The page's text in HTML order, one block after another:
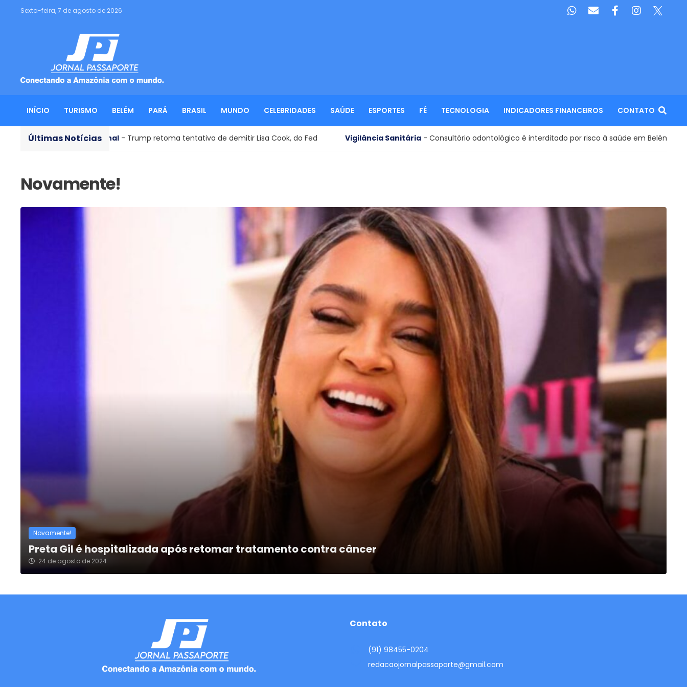
Sexta-feira, 7 de agosto de 2026
INÍCIO TURISMO BELÉM PARÁ BRASIL MUNDO CELEBRIDADES SAÚDE ESPORTES FÉ TECNOLOGIA INDICADORES FINANCEIROS CONTATO
Últimas Notícias
Interenacional - Trump retoma tentativa de demitir Lisa Cook, do Fed Vigilância Sanitária- Consultório odontológico é interditado por risco à saúde em Belém Lei
Novamente!
Preta Gil é hospitalizada após retomar tratamento contra câncer
24 de agosto de 2024
Contato
(91) 98455-0204
redacaojornalpassaporte@gmail.com